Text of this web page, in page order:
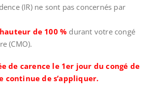
(IR) ne sont pas concernés par
de 100 % durant votre congé
(CMO).
de carence le 1er jour du congé de
continue de s’appliquer.